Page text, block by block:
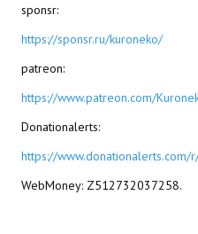
Sea Dogs - City of Abandoned
Sea Dogs Remaster Fan Edition
sponsr:
https://sponsr.ru/kuroneko/
patreon:
https://www.patreon.com/
Donationalerts:
https://www.donationalerts.com/
WebMoney: Z512732037258.